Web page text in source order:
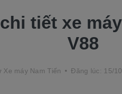
tiết xe
V88
Xe máy Nam Tiến Đăng lúc: 15/